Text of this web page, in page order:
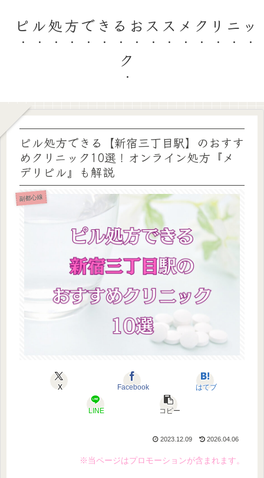
ピル処方できるおススメクリニッ
ク
ピル処方できる【新宿三丁目駅】のおすす
めクリニック10選！オンライン処方『メ
デリピル』も解説
副都心線
X Facebook はてブ
LINE コピー
2023.12.09 2026.04.06
※当ページはプロモーションが含まれます。